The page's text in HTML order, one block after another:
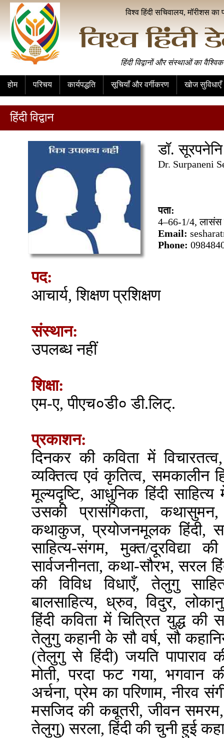
विश्व हिंदी सचिवालय, मॉरीशस का
हिंदी विद्वानों और संस्थाओं का
होम परिचय कार्यपद्धति सूचियाँ और वर्गीकरण खोज सुविधाएँ
हिंदी विद्वान
डॉ.
Dr. Surpaneni
पता:
4–66-1/4, लासंस
Email:
Phone:
पद:
आचार्य, शिक्षण प्रशिक्षण
संस्थान:
उपलब्ध नहीं
शिक्षा:
एम-ए, पीएच०डी० डी.लिट्.
प्रकाशन:
दिनकर की कविता में
व्यक्तित्व एवं कृतित्व, समकालीन
मूल्यदृष्टि, आधुनिक हिंदी
उसकी प्रासंगिकता, कथासुमन,
कथाकुज, प्रयोजनमूलक हिंदी,
साहित्य-संगम, मुक्त/दूरविद्या
सार्वजनीनता, कथा-सौरभ, सरल
की विविध विधाएँ, तेलुगु
बालसाहित्य, ध्रुव, विदुर,
हिंदी कविता में चित्रित युद्ध की
तेलुगु कहानी के सौ वर्ष, सौ
(तेलुगु से हिंदी) जयति पापाराव
मोती, परदा फट गया, भगवान
अर्चना, प्रेम का परिणाम, नीरव
मसजिद की कबूतरी, जीवन
तेलुगु) सरला, हिंदी की चुनी हुई